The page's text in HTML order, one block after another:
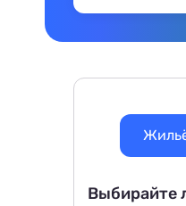
Выбирайте